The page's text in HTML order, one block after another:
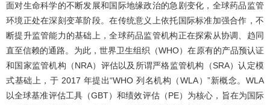
面对生命科学的不断发展和国际地缘政治的急剧变化，全球药品监管
环境正处在深刻变革阶段。在传统意义上依托国际标准加强合作，不
断提升监管能力的基础上，全球药品监管机构正在探索从协调、趋同
直至信赖的通路。为此，世界卫生组织（WHO）在原有的产品预认证
和国家监管机构（NRA）评估以及所谓严格监管机构（SRA）认定模
式基础上，于 2017 年提出“WHO 列名机构（WLA）”新概念。WLA
以全球基准评估工具（GBT）和绩效评估（PE）为核心，旨在为国际